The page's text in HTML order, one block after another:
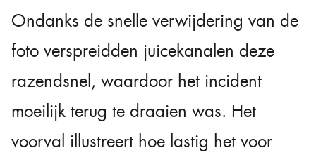
Ondanks de snelle verwijdering van de
foto verspreidden juicekanalen deze
razendsnel, waardoor het incident
moeilijk terug te draaien was. Het
voorval illustreert hoe lastig het voor